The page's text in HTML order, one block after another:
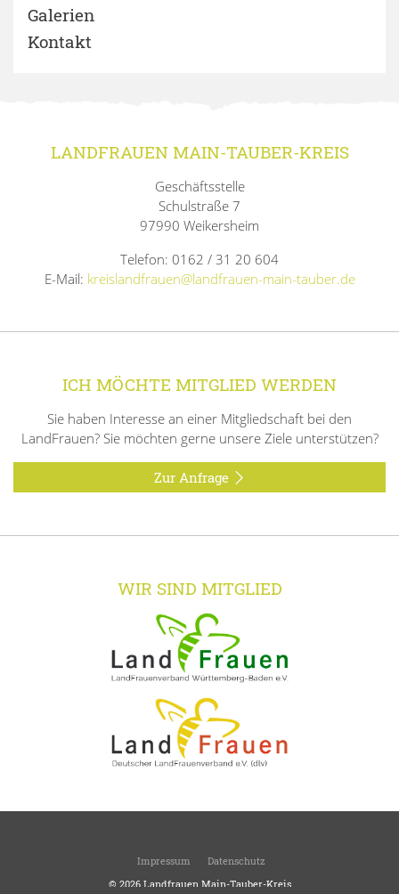
Galerien
Kontakt
LANDFRAUEN MAIN-TAUBER-KREIS
Geschäftsstelle
Schulstraße 7
97990 Weikersheim
Telefon: 0162 / 31 20 604
E-Mail: kreislandfrauen@landfrauen-main-tauber.de
ICH MÖCHTE MITGLIED WERDEN
Sie haben Interesse an einer Mitgliedschaft bei den
LandFrauen? Sie möchten gerne unsere Ziele unterstützen?
Zur Anfrage
WIR SIND MITGLIED
Impressum
Datenschutz
© 2026 Landfrauen Main-Tauber-Kreis